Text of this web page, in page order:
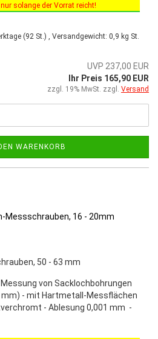
solange der Vorrat reicht!
vom 03.03.2025 bis 30.06.2025!
(92 St.) , Versandgewicht: 0,9 kg St.
UVP 237,00 EUR
Ihr Preis 165,90 EUR
zzgl. 19% MwSt. zzgl. Versand
WARENKORB
50 - 63 mm
von Sacklochbohrungen
mm) - mit Hartmetall-Messflächen
- Ablesung 0,001 mm -